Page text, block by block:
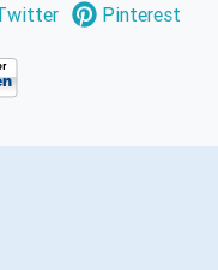
Pinterest